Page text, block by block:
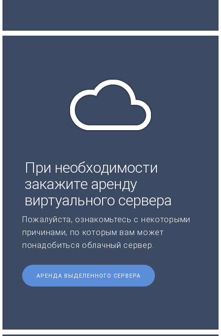
При необходимости
закажите аренду
виртуального сервера
Пожалуйста, ознакомьтесь с некоторыми
причинами, по которым вам может
понадобиться облачный сервер.
АРЕНДА ВЫДЕЛЕННОГО СЕРВЕРА